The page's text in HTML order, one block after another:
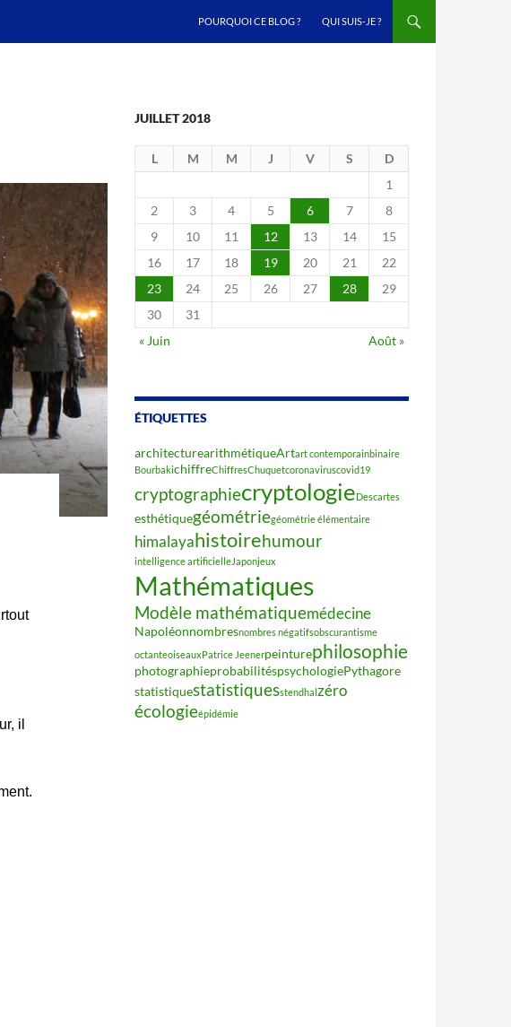
POURQUOI CE BLOG ?
QUI SUIS-JE ?
il
JUILLET 2018
L M M J V S
D
1
2
3 4 5 6 7
8
9
10 11 12 13 14
15
16
17 18 19 20 21
22
23
24 25 26 27 28
29
30
31
« Juin
Août »
ÉTIQUETTES
architecturearithmétiqueArtart contemporainbinaire
BourbakichiffreChiffresChuquetcoronaviruscovid19
cryptographiecryptologieDescartes
esthétiquegéométriegéométrie élémentaire
himalayahistoirehumour
intelligence artificielleJaponjeux
Mathématiques
Modèle mathématiquemédecine
Napoléonnombresnombres négatifsobscurantisme
octanteoiseauxPatrice Jeenerpeinturephilosophie
photographieprobabilitéspsychologiePythagore
statistiquestatistiquesstendhalzéro
écologieépidémie